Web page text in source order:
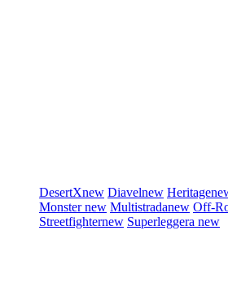
DesertXnew Diavelnew Heritage
Monsternew Multistradanew Off-
Streetfighternew Superleggera new